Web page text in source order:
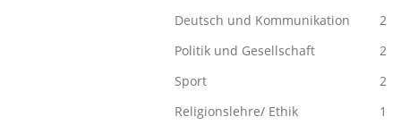
Deutsch und Kommunikation​
2
Politik und Gesellschaft
2
Sport​
2
Religionslehre/ Ethik​
1